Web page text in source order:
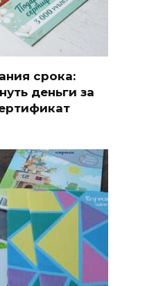
срока:
деньги за